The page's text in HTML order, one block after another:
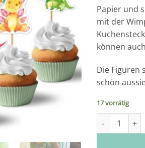
Papier und
mit der
können
Die Figuren
schön
17 vorrätig